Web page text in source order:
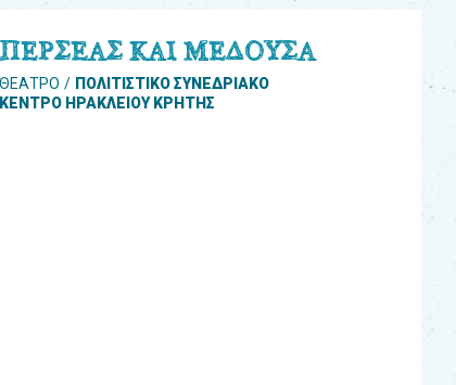
ΠΕΡΣΕΑΣ ΚΑΙ ΜΕΔΟΥΣΑ
ΘΕΑΤΡΟ
ΠΟΛΙΤΙΣΤΙΚΟ ΣΥΝΕΔΡΙΑΚΟ
ΚΕΝΤΡΟ ΗΡΑΚΛΕΙΟΥ ΚΡΗΤΗΣ